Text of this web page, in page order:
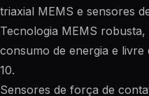
triaxial MEMS e sensores
Tecnologia MEMS
consumo de energia e
10.
Sensores de força de